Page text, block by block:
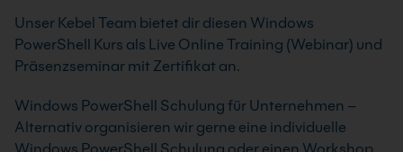
Unser Kebel Team bietet dir diesen Windows
PowerShell Kurs als Live Online Training (Webinar) und
Präsenzseminar mit Zertifikat an.
Windows PowerShell Schulung für Unternehmen –
Alternativ organisieren wir gerne eine individuelle